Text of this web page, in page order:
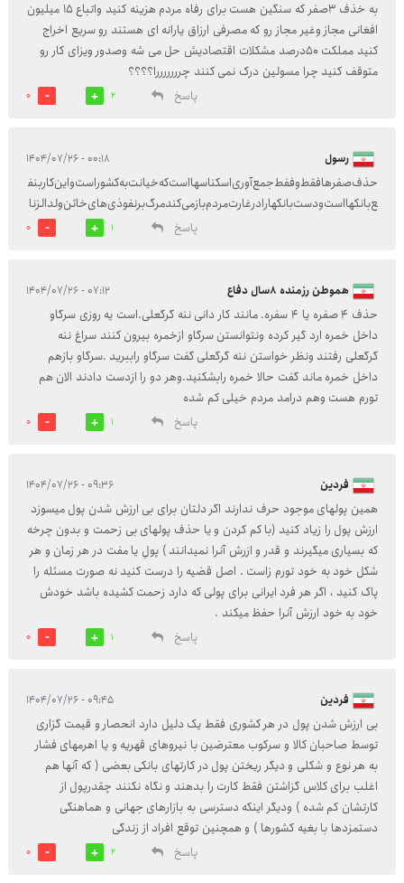
به خذف ۳صفر که سنگین هست برای رفاه مردم هزینه کنید واتباع ۱۵ میلیون
افغانی مجاز وغیر مجاز رو که مصرفی ارزاق یارانه ای هستند رو سریع اخراج
کنید مملکت ۵۰درصد مشکلات اقتصادیش حل می شه وصدور ویزای کار رو
متوقف کنید چرا مسولین درک نمی کنند چرررررررا؟؟؟؟
پاسخ
2
0
رسول ۰۰:۱۸ - ۱۴۰۴/۰۷/۲۶
حذف‌صفرها‌فقط‌و‌ففط‌جمع‌آوری‌اسکناسها‌است‌که‌خیانت‌به‌کشور‌است‌واین‌کاربنف
ع‌بانکها‌است‌و‌دست‌بانکها‌را‌در‌غارت‌مردم‌باز‌می‌کند‌مرگ‌بر‌نفوذی‌های‌خائن‌ولدالزنا
پاسخ
1
0
هموطن رزمنده ۸سال دفاع
مقدس
۰۷:۱۲ - ۱۴۰۴/۰۷/۲۶
حذف 4 صفره یا 4 سفره. مانند کار دانی ننه گرگعلی.است یه روزی سرگاو
داخل خمره ارد گیر کرده ونتوانستن سرگاو ازخمره بیرون کنند سراغ ننه
گرگعلی رفتند ونظر خواستن ننه گرگعلی گفت سرگاو راببرید .سرگاو بازهم
داخل خمره ماند گفت حالا خمره رابشکنید.وهر دو را ازدست دادند الان هم
تورم هست وهم درامد مردم خیلی کم شده
پاسخ
1
0
فردین ۰۹:۳۶ - ۱۴۰۴/۰۷/۲۶
همین پولهای موجود حرف ندارند اگر دلتان برای بی ارزش شدن پول میسوزد
ارزش پول را زیاد کنید (با کم کردن و یا حذف پولهای بی زحمت و بدون چرخه
که بسیاری میگیرند و قدر و ازرش آنرا نمیدانند ) پولِ یا مفت در هر زمان و هر
شکل خود به خود تورم زاست . اصل قضیه را درست کنید نه صورت مسئله را
پاک کنید ، اگر هر فرد ایرانی برای پولی که دارد زحمت کشیده باشد خودش
خود به خود ارزش آنرا حفظ میکند .
پاسخ
1
0
فردین ۰۹:۴۵ - ۱۴۰۴/۰۷/۲۶
بی ارزش شدن پول در هر کشوری فقط یک دلیل دارد انحصار و قیمت گزاری
توسط صاحبان کالا و سرکوب معترضین با نیروهای قهریه و یا اهرمهای فشار
به هر نوع و شکلی و دیگر ریختن پول در کارتهای بانکی بعضی ( که آنها هم
اغلب برای کلاس گزاشتن فقط کارت را بدهند و نگاه نکنند چقدرپول از
کارتشان کم شده ) ودیگر اینکه دسترسی به بازارهای جهانی و هماهنگی
دستمزدها با بغیه کشورها ) و همچنین توقع افراد از زندگی
پاسخ
2
0